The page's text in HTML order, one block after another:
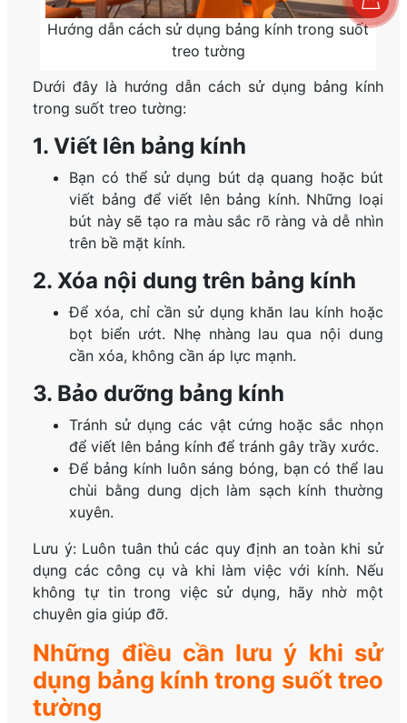
Hướng dẫn cách sử dụng bảng kính trong suốt
treo tường
Dưới đây là hướng dẫn cách sử dụng bảng kính
trong suốt treo tường:
1. Viết lên bảng kính
Bạn có thể sử dụng bút dạ quang hoặc bút
viết bảng để viết lên bảng kính. Những loại
bút này sẽ tạo ra màu sắc rõ ràng và dễ nhìn
trên bề mặt kính.
2. Xóa nội dung trên bảng kính
Để xóa, chỉ cần sử dụng khăn lau kính hoặc
bọt biển ướt. Nhẹ nhàng lau qua nội dung
cần xóa, không cần áp lực mạnh.
3. Bảo dưỡng bảng kính
Tránh sử dụng các vật cứng hoặc sắc nhọn
để viết lên bảng kính để tránh gây trầy xước.
Để bảng kính luôn sáng bóng, bạn có thể lau
chùi bằng dung dịch làm sạch kính thường
xuyên.
Lưu ý: Luôn tuân thủ các quy định an toàn khi sử
dụng các công cụ và khi làm việc với kính. Nếu
không tự tin trong việc sử dụng, hãy nhờ một
chuyên gia giúp đỡ.
Những điều cần lưu ý khi sử
dụng bảng kính trong suốt treo
tường